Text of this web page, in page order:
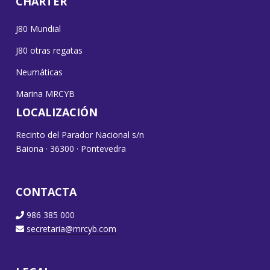
J80 Mundial
J80 otras regatas
Neumáticas
Marina MRCYB
LOCALIZACIÓN
Recinto del Parador Nacional s/n
Baiona · 36300 · Pontevedra
CONTACTA
986 385 000
secretaria@mrcyb.com